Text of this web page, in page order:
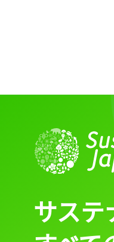
サステ